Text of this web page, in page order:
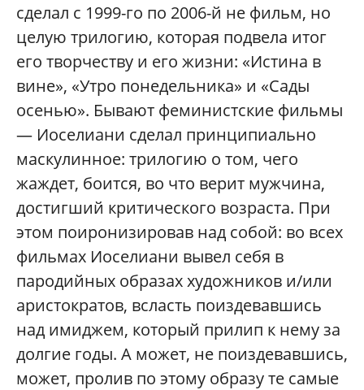
сделал с 1999-го по 2006-й не фильм, но
целую трилогию, которая подвела итог
его творчеству и его жизни: «Истина в
вине», «Утро понедельника» и «Сады
осенью». Бывают феминистские фильмы
— Иоселиани сделал принципиально
маскулинное: трилогию о том, чего
жаждет, боится, во что верит мужчина,
достигший критического возраста. При
этом поиронизировав над собой: во всех
фильмах Иоселиани вывел себя в
пародийных образах художников и/или
аристократов, всласть поиздевавшись
над имиджем, который прилип к нему за
долгие годы. А может, не поиздевавшись,
может, пролив по этому образу те самые